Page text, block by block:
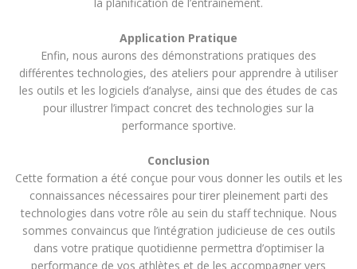
Application Pratique
Enfin, nous aurons des démonstrations pratiques des
différentes technologies, des ateliers pour apprendre à utiliser
les outils et les logiciels d’analyse, ainsi que des études de cas
pour illustrer l’impact concret des technologies sur la
performance sportive.
Conclusion
Cette formation a été conçue pour vous donner les outils et les
connaissances nécessaires pour tirer pleinement parti des
technologies dans votre rôle au sein du staff technique. Nous
sommes convaincus que l’intégration judicieuse de ces outils
dans votre pratique quotidienne permettra d’optimiser la
performance de vos athlètes et de les accompagner vers